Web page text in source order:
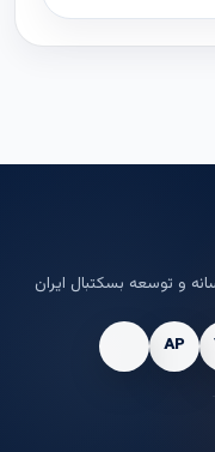
و توسعه بسکتبال ایران